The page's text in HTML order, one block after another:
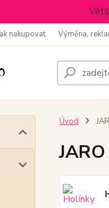
nakupovat Výměna,
Úvod
JARO